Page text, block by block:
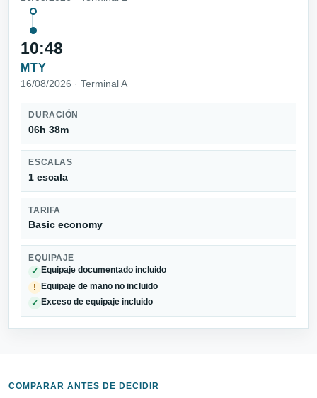
10:48
MTY
16/08/2026 · Terminal A
DURACIÓN
06h 38m
ESCALAS
1 escala
TARIFA
Basic economy
EQUIPAJE
✓ Equipaje documentado incluido
! Equipaje de mano no incluido
✓ Exceso de equipaje incluido
COMPARAR ANTES DE DECIDIR